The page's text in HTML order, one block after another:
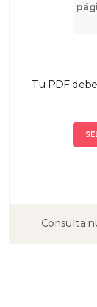
Tu PDF
Consulta